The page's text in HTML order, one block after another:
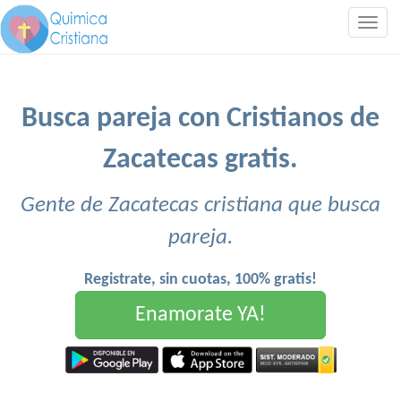
Busca pareja con Cristianos de
Zacatecas gratis.
Gente de Zacatecas cristiana que busca
pareja.
Registrate, sin cuotas, 100% gratis!
Enamorate YA!